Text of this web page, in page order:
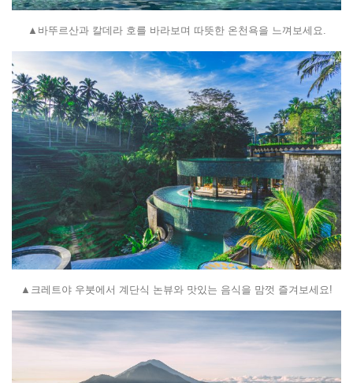
▲ 바뚜르산과 칼데라 호를 바라보며 따뜻한 온천욕을 느껴보세요.
▲크레트야 우붓에서 계단식 논뷰와 맛있는 음식을 맘껏 즐겨보세요!